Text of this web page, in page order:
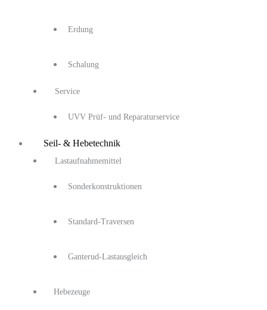
Erdung
Schalung
Service
UVV Prüf- und Reparaturservice
Seil- & Hebetechnik
Lastaufnahmemittel
Sonderkonstruktionen
Standard-Traversen
Ganterud-Lastausgleich
Hebezeuge